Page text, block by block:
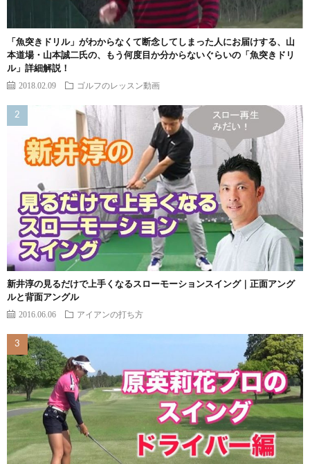
「魚突きドリル」がわからなくて断念してしまった人にお届けする、山
本道場・山本誠二氏の、もう何度目か分からないぐらいの「魚突きドリ
ル」詳細解説！
2018.02.09 ゴルフのレッスン動画
新井淳の見るだけで上手くなるスローモーションスイング｜正面アング
ルと背面アングル
2016.06.06 アイアンの打ち方